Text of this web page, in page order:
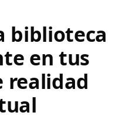
biblioteca
en tus
realidad